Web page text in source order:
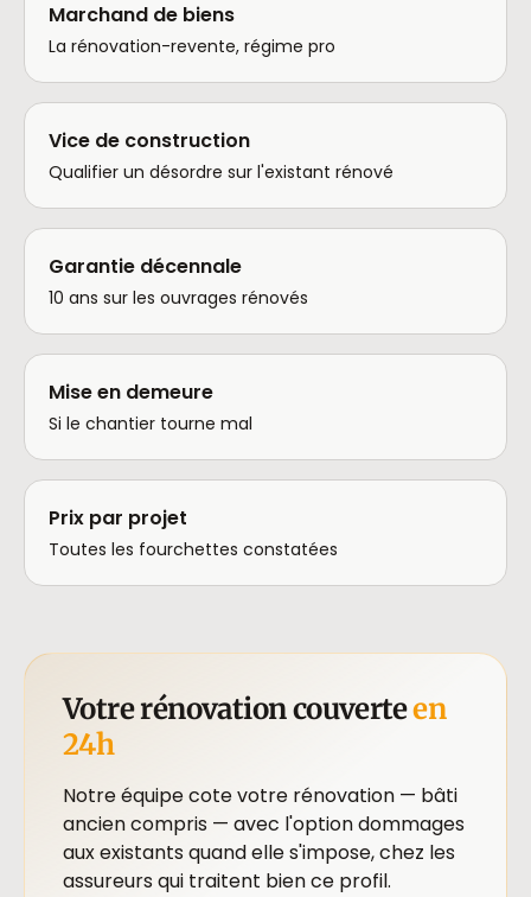
Marchand de biens
La rénovation-revente, régime pro
Vice de construction
Qualifier un désordre sur l'existant rénové
Garantie décennale
10 ans sur les ouvrages rénovés
Mise en demeure
Si le chantier tourne mal
Prix par projet
Toutes les fourchettes constatées
Votre rénovation couverteen
24h
Notre équipe cote votre rénovation — bâti
ancien compris — avec l'option dommages
aux existants quand elle s'impose, chez les
assureurs qui traitent bien ce profil.